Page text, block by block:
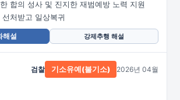
합의 성사 및 진지한 재범예방 노력 지원
처받고 일상복귀
해설 강제추행 해설
검찰 기소유예(불기소) 2026년 04월